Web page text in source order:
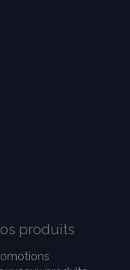
produits